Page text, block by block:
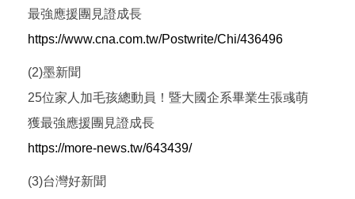
最強應援團見證成長
https://www.cna.com.tw/Postwrite/Chi/436496
(2)墨新聞
25位家人加毛孩總動員！暨大國企系畢業生張彧萌
獲最強應援團見證成長
https://more-news.tw/643439/
(3)台灣好新聞